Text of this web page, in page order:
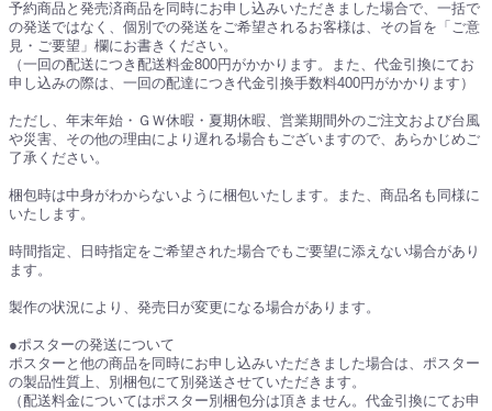
予約商品と発売済商品を同時にお申し込みいただきました場合で、一括で
の発送ではなく、個別での発送をご希望されるお客様は、その旨を「ご意
見・ご要望」欄にお書きください。
（一回の配送につき配送料金800円がかかります。また、代金引換にてお
申し込みの際は、一回の配達につき代金引換手数料400円がかかります）
ただし、年末年始・ＧＷ休暇・夏期休暇、営業期間外のご注文および台風
や災害、その他の理由により遅れる場合もございますので、あらかじめご
了承ください。
梱包時は中身がわからないように梱包いたします。また、商品名も同様に
いたします。
時間指定、日時指定をご希望された場合でもご要望に添えない場合があり
ます。
製作の状況により、発売日が変更になる場合があります。
●ポスターの発送について
ポスターと他の商品を同時にお申し込みいただきました場合は、ポスター
の製品性質上、別梱包にて別発送させていただきます。
（配送料金についてはポスター別梱包分は頂きません。代金引換にてお申